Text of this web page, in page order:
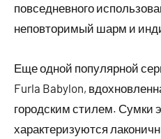
повседневного
неповторимый шарм и
Еще одной популярной
Furla Babylon,
городским стилем. Сумки
характеризуются